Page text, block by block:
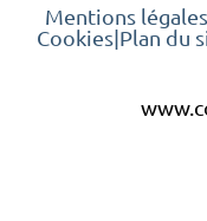
Mentions légales
Cookies|Plan du